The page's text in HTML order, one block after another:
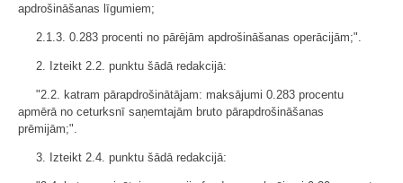
apdrošināšanas līgumiem;
2.1.3. 0.283 procenti no pārējām apdrošināšanas operācijām;".
2. Izteikt 2.2. punktu šādā redakcijā:
"2.2. katram pārapdrošinātājam: maksājumi 0.283 procentu
apmērā no ceturksnī saņemtajām bruto pārapdrošināšanas
prēmijām;".
3. Izteikt 2.4. punktu šādā redakcijā: